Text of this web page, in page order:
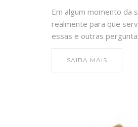
Em algum momento da
realmente para que
essas e outras
SAIBA MAIS